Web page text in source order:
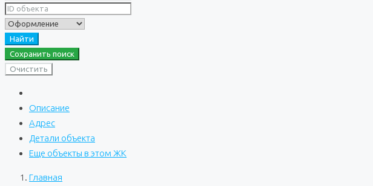
Найти
Сохранить поиск
Очистить
Описание
Адрес
Детали объекта
Еще объекты в этом ЖК
Главная